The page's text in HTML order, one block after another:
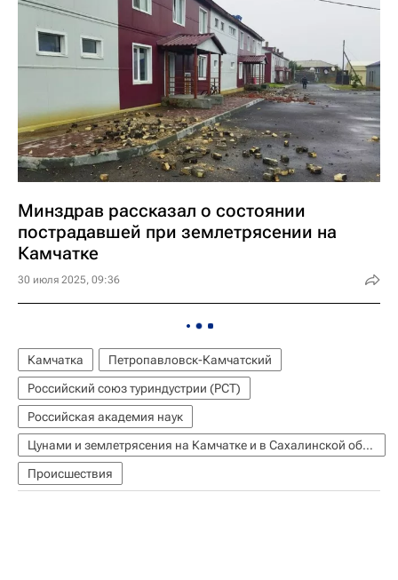
Минздрав рассказал о состоянии
пострадавшей при землетрясении на
Камчатке
30 июля 2025, 09:36
Камчатка
Петропавловск-Камчатский
Российский союз туриндустрии (РСТ)
Российская академия наук
Цунами и землетрясения на Камчатке и в Сахалинской области
Происшествия